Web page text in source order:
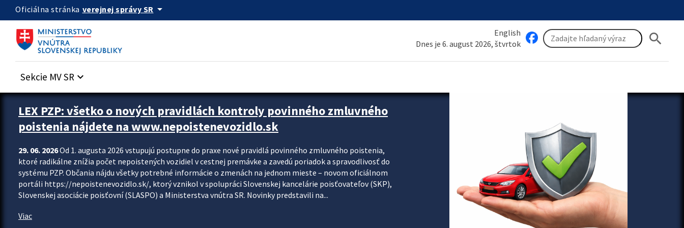
Preskocit na hlavný obsah
Oficiálna stránka verejnej správy SR arrow_drop_down
English
Dnes je 6. august 2026, štvrtok
search
Sekcie MV SR keyboard_arrow_down
Zastavit automatický posun upútavok
LEX PZP: všetko o nových pravidlách kontroly povinného zmluvného
poistenia nájdete na www.nepoistenevozidlo.sk
29. 06. 2026Od 1. augusta 2026 vstupujú postupne do praxe nové pravidlá povinného zmluvného poistenia,
ktoré radikálne znížia počet nepoistených vozidiel v cestnej premávke a zavedú poriadok a spravodlivosť do
systému PZP. Občania nájdu všetky potrebné informácie o zmenách na jednom mieste – novom oficiálnom
portáli https://nepoistenevozidlo.sk/, ktorý vznikol v spolupráci Slovenskej kancelárie poisťovateľov (SKP),
Slovenskej asociácie poisťovní (SLASPO) a Ministerstva vnútra SR. Novinky predstavili na...
Viac